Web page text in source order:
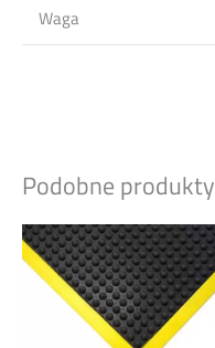
Waga
Podobne produkty